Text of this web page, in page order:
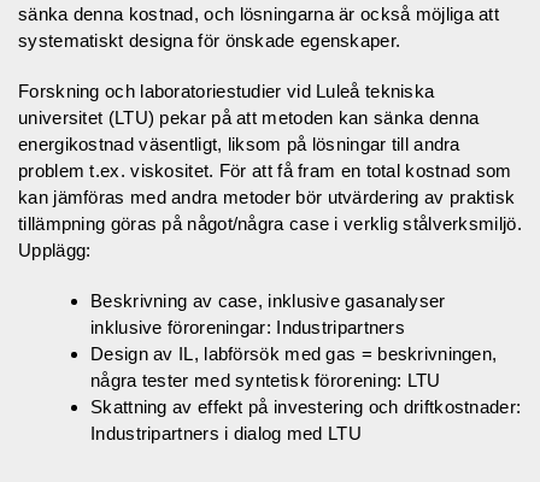
sänka denna kostnad, och lösningarna är också möjliga att
systematiskt designa för önskade egenskaper.
Forskning och laboratoriestudier vid Luleå tekniska
universitet (LTU) pekar på att metoden kan sänka denna
energikostnad väsentligt, liksom på lösningar till andra
problem t.ex. viskositet. För att få fram en total kostnad som
kan jämföras med andra metoder bör utvärdering av praktisk
tillämpning göras på något/några case i verklig stålverksmiljö.
Upplägg:
Beskrivning av case, inklusive gasanalyser
inklusive föroreningar: Industripartners
Design av IL, labförsök med gas = beskrivningen,
några tester med syntetisk förorening: LTU
Skattning av effekt på investering och driftkostnader:
Industripartners i dialog med LTU